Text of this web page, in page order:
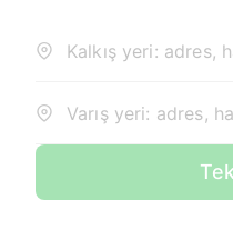
Kalkış yeri: adres,
Varış yeri: adres,